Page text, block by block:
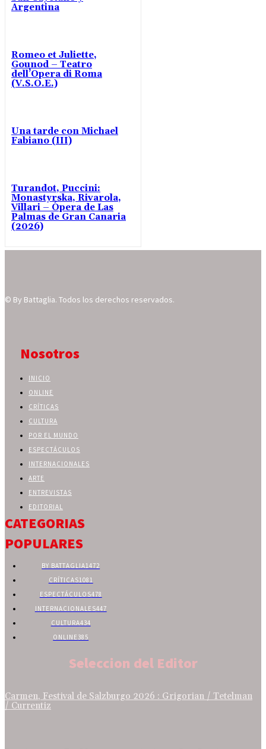
Argentina
Romeo et Juliette,
Gounod – Teatro
dell’Opera di Roma
(V.S.O.E.)
Una tarde con Michael
Fabiano (III)
Turandot, Puccini:
Monastyrska, Rivarola,
Villari – Ópera de Las
Palmas de Gran Canaria
(2026)
© By Battaglia. Todos los derechos reservados.
Nosotros
INICIO
ONLINE
CRÍTICAS
CULTURA
POR EL MUNDO
ESPECTÁCULOS
INTERNACIONALES
ARTE
ENTREVISTAS
EDITORIAL
CATEGORIAS
POPULARES
BY BATTAGLIA1472
CRÍTICAS1081
ESPECTÁCULOS478
INTERNACIONALES447
CULTURA434
ONLINE 385
Seleccion del Editor
Carmen, Festival de Salzburgo 2026 : Grigorian / Tetelman
/ Currentiz